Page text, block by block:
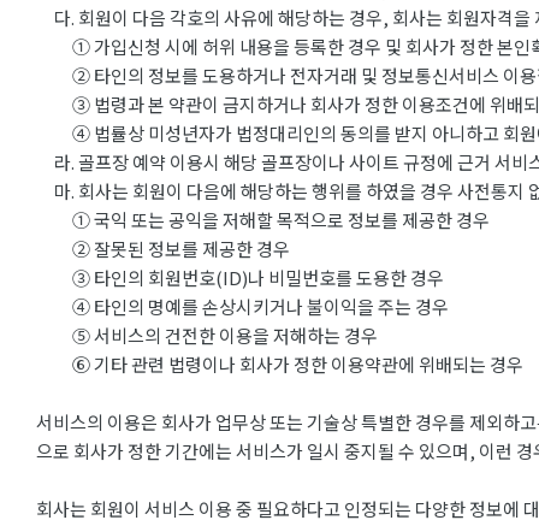
다. 회원이 다음 각호의 사유에 해당하는 경우, 회사는 회원자격을
① 가입신청 시에 허위 내용을 등록한 경우 및 회사가 정한 본인
② 타인의 정보를 도용하거나 전자거래 및 정보통신서비스 이용
③ 법령과 본 약관이 금지하거나 회사가 정한 이용조건에 위배
④ 법률상 미성년자가 법정대리인의 동의를 받지 아니하고 회원
라. 골프장 예약 이용시 해당 골프장이나 사이트 규정에 근거 서비
마. 회사는 회원이 다음에 해당하는 행위를 하였을 경우 사전통지
① 국익 또는 공익을 저해할 목적으로 정보를 제공한 경우
② 잘못된 정보를 제공한 경우
③ 타인의 회원번호(ID)나 비밀번호를 도용한 경우
④ 타인의 명예를 손상시키거나 불이익을 주는 경우
⑤ 서비스의 건전한 이용을 저해하는 경우
⑥ 기타 관련 법령이나 회사가 정한 이용약관에 위배되는 경우
서비스의 이용은 회사가 업무상 또는 기술상 특별한 경우를 제외하
으로 회사가 정한 기간에는 서비스가 일시 중지될 수 있으며, 이런
회사는 회원이 서비스 이용 중 필요하다고 인정되는 다양한 정보에